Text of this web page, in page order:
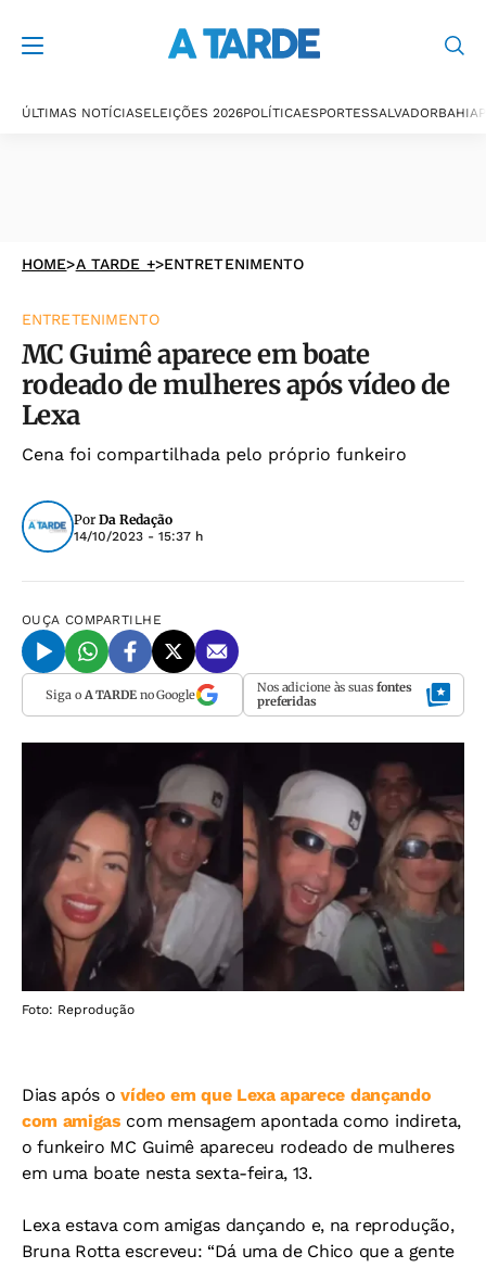
ÚLTIMAS NOTÍCIASELEIÇÕES 2026POLÍTICAESPORTESSALVADORBAHIA
HOME>A TARDE +>ENTRETENIMENTO
ENTRETENIMENTO
MC Guimê aparece em boate
rodeado de mulheres após vídeo de
Lexa
Cena foi compartilhada pelo próprio funkeiro
Por Da Redação
14/10/2023 - 15:37 h
OUÇA COMPARTILHE
Siga o A TARDEno Google Nos adicione às suas fontes
preferidas
Foto: Reprodução
Dias após ovídeo em que Lexa aparece dançando
com amigas com mensagem apontada como indireta,
o funkeiro MC Guimê apareceu rodeado de mulheres
em uma boate nesta sexta-feira, 13.
Lexa estava com amigas dançando e, na reprodução,
Bruna Rotta escreveu: “Dá uma de Chico que a gente